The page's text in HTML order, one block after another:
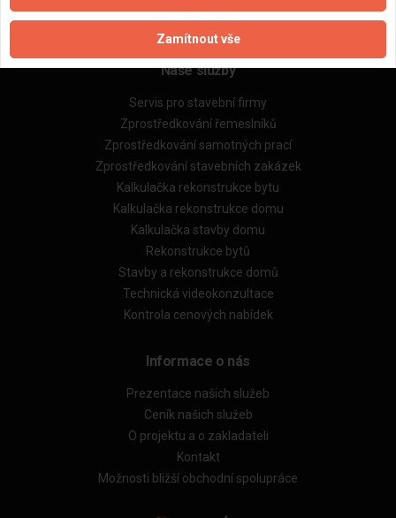
Naše excelové tabulky online
Naše služby
Servis pro stavební firmy
Zprostředkování řemeslníků
Zprostředkování samotných prací
Zprostředkování stavebních zakázek
Kalkulačka rekonstrukce bytu
Kalkulačka rekonstrukce domu
Kalkulačka stavby domu
Rekonstrukce bytů
Stavby a rekonstrukce domů
Technická videokonzultace
Kontrola cenových nabídek
Informace o nás
Prezentace našich služeb
Ceník našich služeb
O projektu a o zakladateli
Kontakt
Možnosti bližší obchodní spolupráce
Zamítnout vše